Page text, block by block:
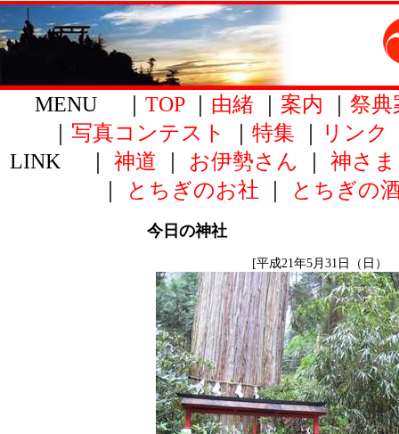
MENU ｜ TOP｜ 由緒 案内
祭典
写真コンテスト 特集 リンク
LINK ｜ 神道 お伊勢さん 神さま
とちぎのお社 とちぎの
今日の神社
[平成21年5月31日（日）